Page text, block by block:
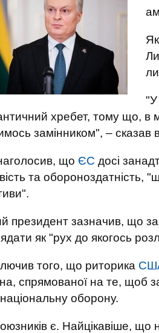
"У
хребет, тому що, в
замінником", – сказав
що ЄС досі
та обороноздатність,
президент зазначив, що
як "рух до якогось
того, що риторика
спрямованої на те, щоб
оборону.
є. Найцікавіше,